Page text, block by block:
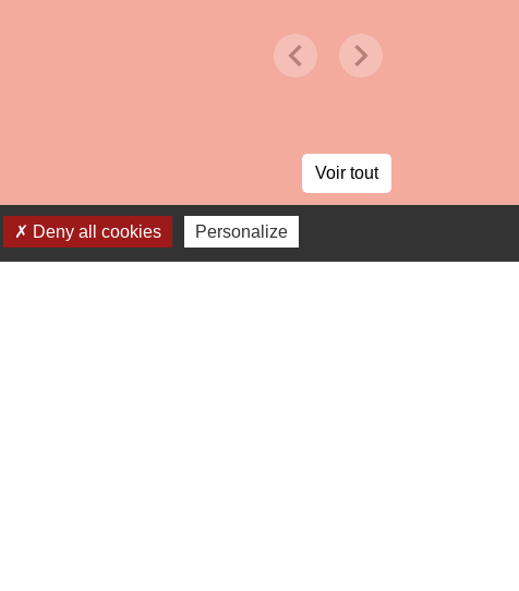
chevron_left chevron_right
Voir tout
Deny all cookies Personalize